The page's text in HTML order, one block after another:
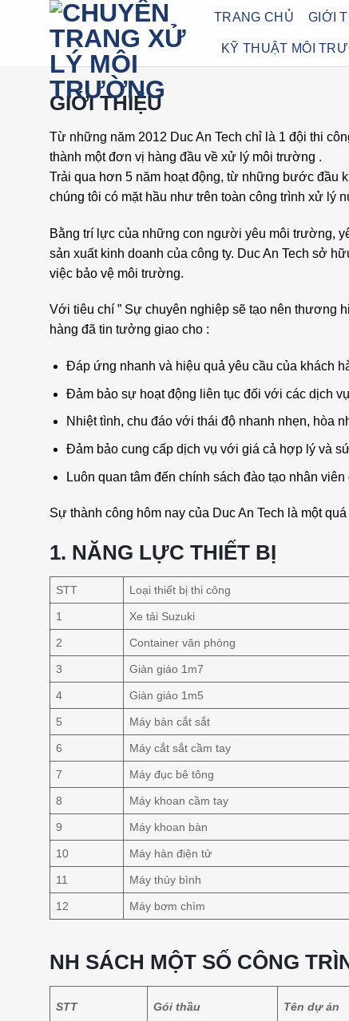
TRANG CHỦ GIỚI
KỸ THUẬT MÔI
GIỚI THIỆU
Từ những năm 2012 Duc An Tech chỉ là 1 đội thi
thành một đơn vị hàng đầu về xử lý môi trường .
Trải qua hơn 5 năm hoạt động, từ những bước đầu
chúng tôi có mặt hầu như trên toàn công trình xử
Bằng trí lực của những con người yêu môi trường,
sản xuất kinh doanh của công ty. Duc An Tech sở
việc bảo vệ môi trường.
Với tiêu chí ” Sự chuyên nghiệp sẽ tạo nên thương
hàng đã tin tưởng giao cho :
Đáp ứng nhanh và hiệu quả yêu cầu của khách
Đảm bảo sự hoạt động liên tục đối với các dịch
Nhiệt tình, chu đáo với thái độ nhanh nhẹn, hòa
Đảm bảo cung cấp dịch vụ với giá cả hợp lý và
Luôn quan tâm đến chính sách đào tạo nhân
Sự thành công hôm nay của Duc An Tech là một
1. NĂNG LỰC THIẾT BỊ
STT Loại thiết bị thi công
1 Xe tải Suzuki
2 Container văn phòng
3 Giàn giáo 1m7
4 Giàn giáo 1m5
5 Máy bàn cắt sắt
6 Máy cắt sắt cầm tay
7 Máy đục bê tông
8 Máy khoan cầm tay
9 Máy khoan bàn
10 Máy hàn điện tử
11 Máy thủy bình
12 Máy bơm chìm
NH SÁCH MỘT SỐ CÔNG
STT Gói thầu Tên dự án